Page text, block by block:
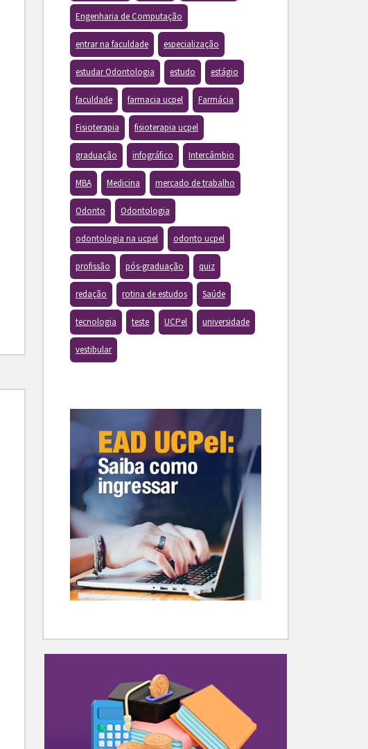
Engenharia de Computação
entrar na faculdade especialização
estudar Odontologia estudo estágio
faculdade farmacia ucpel Farmácia
Fisioterapia fisioterapia ucpel
graduação infográfico Intercâmbio
MBA Medicina mercado de trabalho
Odonto Odontologia
odontologia na ucpel odonto ucpel
profissão pós-graduação quiz
redação rotina de estudos Saúde
tecnologia teste UCPel universidade
vestibular